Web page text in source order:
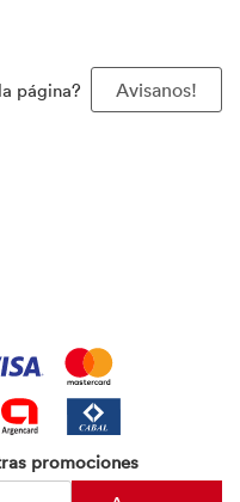
página? Avisanos!
promociones